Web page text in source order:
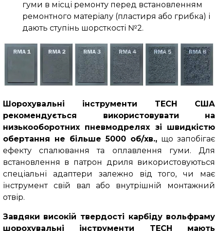
гуми в місці ремонту перед встановленням
ремонтного матеріалу (пластиря або грибка) і
дають ступінь шорсткості №2.
Шорохувальні інструменти TECH США
рекомендується використовувати на
низькооборотних пневмодрелях зі швидкістю
обертання не більше 5000 об/хв., що запобігає
ефекту спалювання та оплавлення гуми. Для
встановлення в патрон дриля використовуються
спеціальні адаптери залежно від того, чи має
інструмент свій вал або внутрішній монтажний
отвір.
Завдяки високій твердості карбіду вольфраму
шорохувальні інструменти TECH мають